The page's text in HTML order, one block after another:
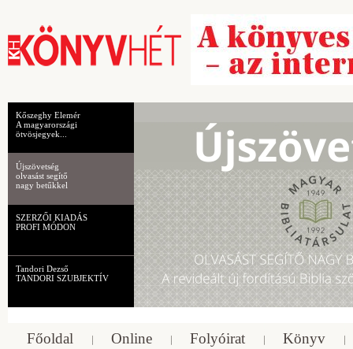
Kőszeghy Elemér
A magyarországi
ötvösjegyek...
Újszövetség
olvasást segítő
nagy betűkkel
SZERZŐI KIADÁS
PROFI MÓDON
Tandori Dezső
TANDORI SZUBJEKTÍV
Főoldal Online Folyóirat Könyv